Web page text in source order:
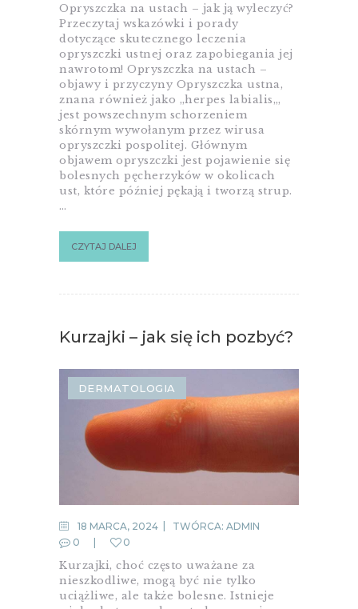
Opryszczka na ustach – jak ją wyleczyć?
Przeczytaj wskazówki i porady
dotyczące skutecznego leczenia
opryszczki ustnej oraz zapobiegania jej
nawrotom! Opryszczka na ustach –
objawy i przyczyny Opryszczka ustna,
znana również jako „herpes labialis„,
jest powszechnym schorzeniem
skórnym wywołanym przez wirusa
opryszczki pospolitej. Głównym
objawem opryszczki jest pojawienie się
bolesnych pęcherzyków w okolicach
ust, które później pękają i tworzą strup.
…
CZYTAJ DALEJ
Kurzajki – jak się ich pozbyć?
DERMATOLOGIA
18 MARCA, 2024 TWÓRCA: ADMIN
0
0
Kurzajki, choć często uważane za
nieszkodliwe, mogą być nie tylko
uciążliwe, ale także bolesne. Istnieje